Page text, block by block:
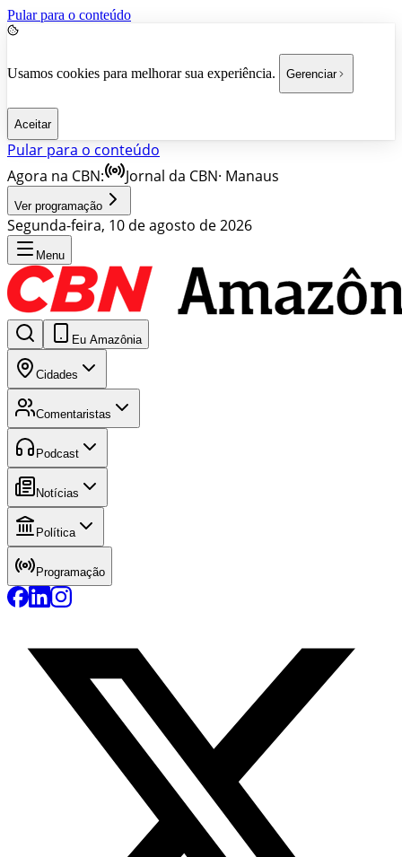
Pular para o conteúdo
Usamos cookies para melhorar sua experiência. Gerenciar
Aceitar
Pular para o conteúdo
Agora na CBN:
Jornal da CBN· Manaus
Ver programação
Segunda-feira, 10 de agosto de 2026
Menu
Eu Amazônia
Cidades
Comentaristas
Podcast
Notícias
Política
Programação